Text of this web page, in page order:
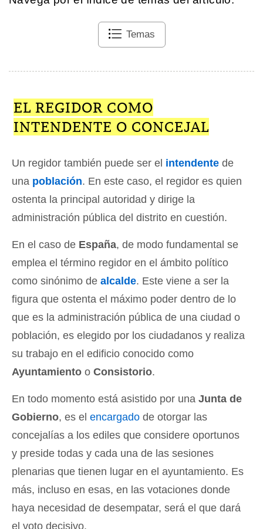
Temas
EL REGIDOR COMO
INTENDENTE O CONCEJAL
Un regidor también puede ser el intendente de
una población. En este caso, el regidor es quien
ostenta la principal autoridad y dirige la
administración pública del distrito en cuestión.
En el caso de España, de modo fundamental se
emplea el término regidor en el ámbito político
como sinónimo de alcalde. Este viene a ser la
figura que ostenta el máximo poder dentro de lo
que es la administración pública de una ciudad o
población, es elegido por los ciudadanos y realiza
su trabajo en el edificio conocido como
Ayuntamiento o Consistorio.
En todo momento está asistido por una Junta de
Gobierno, es el encargado de otorgar las
concejalías a los ediles que considere oportunos
y preside todas y cada una de las sesiones
plenarias que tienen lugar en el ayuntamiento. Es
más, incluso en esas, en las votaciones donde
haya necesidad de desempatar, será el que dará
el voto decisivo.